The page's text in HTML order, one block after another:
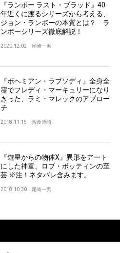
『ランボー ラスト・ブラッド』40
年近くに渡るシリーズから考える、
ジョン・ランボーの本質とは？ ラ
ンボーシリーズ徹底解説！
2020.12.02 尾崎一男
『ボヘミアン・ラプソディ』全身全
霊でフレディ・マーキュリーになり
きった、ラミ・マレックのアプロー
チ
2018.11.15 斉藤博昭
『遊星からの物体X』異形をアート
にした神童、ロブ・ボッティンの至
芸 ※注！ネタバレ含みます。
2018.10.30 尾崎一男